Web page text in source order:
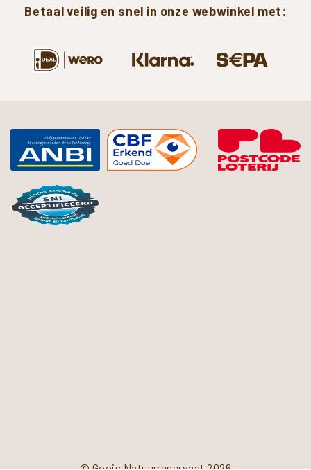
Betaal veilig en snel in onze webwinkel met: